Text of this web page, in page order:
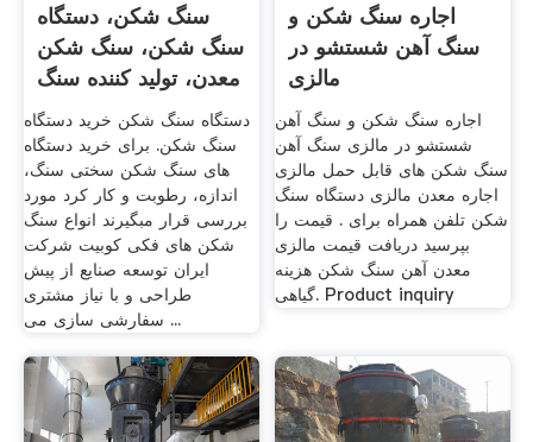
سنگ شکن، دستگاه
سنگ شکن، سنگ شکن
معدن، تولید کننده سنگ
شکن
دستگاه سنگ شکن خرید دستگاه
سنگ شکن. برای خرید دستگاه
های سنگ شکن سختی سنگ،
اندازه، رطوبت و کار کرد مورد
بررسی قرار مبگیرند انواع سنگ
شکن های فکی کوبیت شرکت
ایران توسعه صنایع از پیش
طراحی و با نیاز مشتری
سفارشی سازی می ...
اجاره سنگ شکن و
سنگ آهن شستشو در
مالزی
اجاره سنگ شکن و سنگ آهن
شستشو در مالزی سنگ آهن
سنگ شکن های قابل حمل مالزی
اجاره معدن مالزی دستگاه سنگ
شکن تلفن همراه برای . قیمت را
بپرسید دریافت قیمت مالزی
معدن آهن سنگ شکن هزینه
گیاهی. Product inquiry